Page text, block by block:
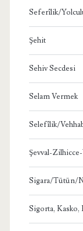
Seferîlik/
Şehit
Sehiv Secdesi
Selam Vermek
Selefîlik/
Şevval-
Sigara/Tütün/
Sigorta, Kasko,